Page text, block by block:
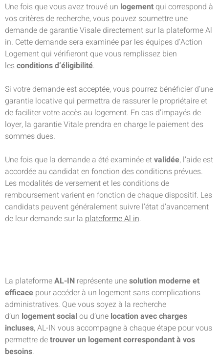
Une fois que vous avez trouvé un logement qui correspond à
vos critères de recherche, vous pouvez soumettre une
demande de garantie Visale directement sur la plateforme Al
in. Cette demande sera examinée par les équipes d’Action
Logement qui vérifieront que vous remplissez bien
lesconditions d’éligibilité.
Si votre demande est acceptée, vous pourrez bénéficier d’une
garantie locative qui permettra de rassurer le propriétaire et
de faciliter votre accès au logement. En cas d’impayés de
loyer, la garantie Vitale prendra en charge le paiement des
sommes dues.
Une fois que la demande a été examinée etvalidée, l’aide est
accordée au candidat en fonction des conditions prévues.
Les modalités de versement et les conditions de
remboursement varient en fonction de chaque dispositif. Les
candidats peuvent généralement suivre l’état d’avancement
de leur demande sur la plateforme Al in.
La plateformeAL-IN représente unesolution moderne et
efficace pour accéder à un logement sans complications
administratives. Que vous soyez à la recherche
d’un logement socialou d’une location avec charges
incluses, AL-IN vous accompagne à chaque étape pour vous
permettre detrouver un logement correspondant à vos
besoins.